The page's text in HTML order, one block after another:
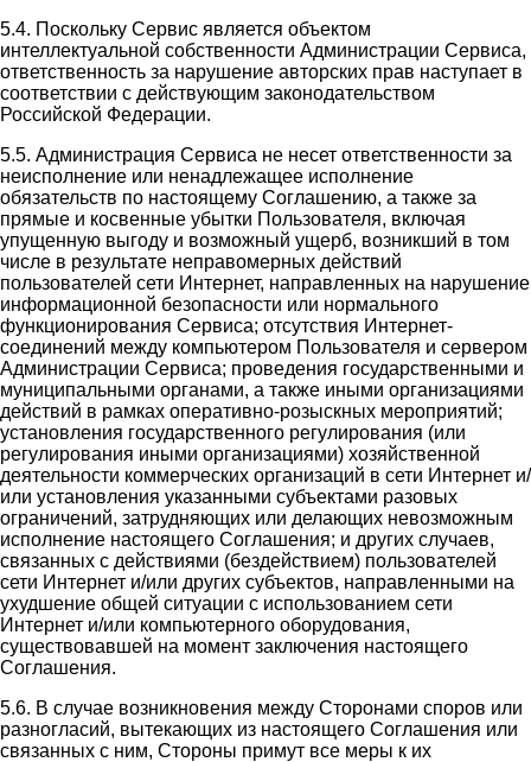
5.4. Поскольку Сервис является объектом
интеллектуальной собственности Администрации Сервиса,
ответственность за нарушение авторских прав наступает в
соответствии с действующим законодательством
Российской Федерации.
5.5. Администрация Сервиса не несет ответственности за
неисполнение или ненадлежащее исполнение
обязательств по настоящему Соглашению, а также за
прямые и косвенные убытки Пользователя, включая
упущенную выгоду и возможный ущерб, возникший в том
числе в результате неправомерных действий
пользователей сети Интернет, направленных на нарушение
информационной безопасности или нормального
функционирования Сервиса; отсутствия Интернет-
соединений между компьютером Пользователя и сервером
Администрации Сервиса; проведения государственными и
муниципальными органами, а также иными организациями
действий в рамках оперативно-розыскных мероприятий;
установления государственного регулирования (или
регулирования иными организациями) хозяйственной
деятельности коммерческих организаций в сети Интернет и/
или установления указанными субъектами разовых
ограничений, затрудняющих или делающих невозможным
исполнение настоящего Соглашения; и других случаев,
связанных с действиями (бездействием) пользователей
сети Интернет и/или других субъектов, направленными на
ухудшение общей ситуации с использованием сети
Интернет и/или компьютерного оборудования,
существовавшей на момент заключения настоящего
Соглашения.
5.6. В случае возникновения между Сторонами споров или
разногласий, вытекающих из настоящего Соглашения или
связанных с ним, Стороны примут все меры к их